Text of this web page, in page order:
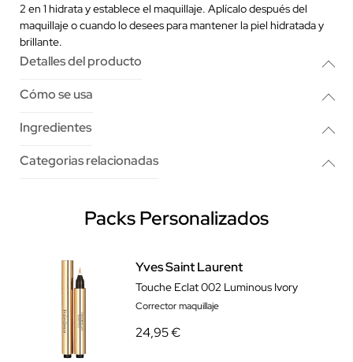
2 en 1 hidrata y establece el maquillaje. Aplícalo después del
maquillaje o cuando lo desees para mantener la piel hidratada y
brillante.
Detalles del producto
Cómo se usa
Ingredientes
Categorias relacionadas
Packs Personalizados
Yves Saint Laurent
Touche Eclat 002 Luminous Ivory
Corrector maquillaje
24,95 €